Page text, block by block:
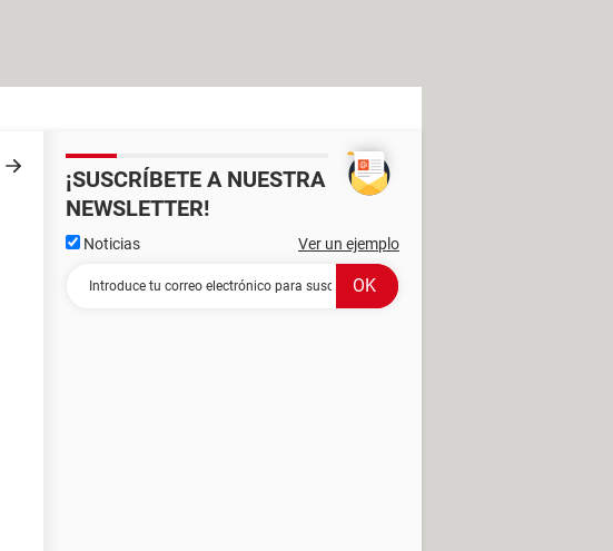
¡SUSCRÍBETE A NUESTRA
NEWSLETTER!
Noticias Ver un ejemplo